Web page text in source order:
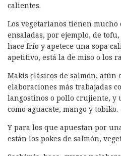
calientes.
Los vegetarianos tienen mucho
ensaladas, por ejemplo, de
hace frío y apetece una sopa
apetitivo, está la de miso o los
Makis clásicos de salmón, atún
elaboraciones más trabajadas
langostinos o pollo crujiente, y
como aguacate, mango y tobiko.
Y para los que apuestan por
están los pokes de salmón,